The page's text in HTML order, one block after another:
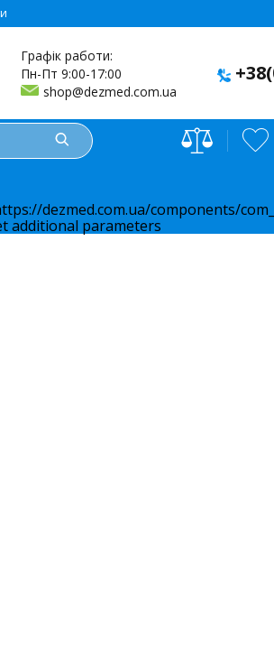
Графік работи:
Пн-Пт 9:00-17:00
shop@dezmed.com.ua
+38(
dezmed.com.ua/components/
additional parameters